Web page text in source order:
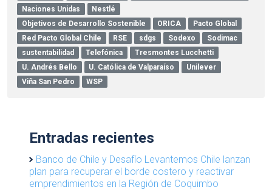
Naciones Unidas
Nestlé
Objetivos de Desarrollo Sostenible
ORICA
Pacto Global
Red Pacto Global Chile
RSE sdgs Sodexo
Sodimac
sustentabilidad
Telefónica
Tresmontes Lucchetti
U. Andrés Bello
U. Católica de Valparaíso
Unilever
Viña San Pedro
WSP
Entradas recientes
Banco de Chile y Desafío Levantemos Chile lanzan
plan para recuperar el borde costero y reactivar
emprendimientos en la Región de Coquimbo